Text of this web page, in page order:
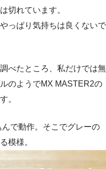
切れています。
っぱり気持ちは良くないで
べたところ、私だけでは無
のようでMX MASTER2の
。
で動作。そこでグレーの
模様。